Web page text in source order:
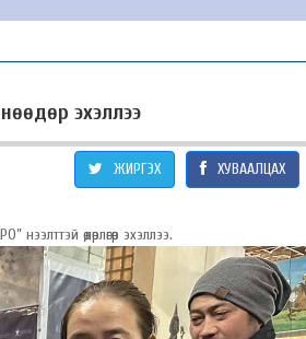
эхэллээ
ХУВААЛЦАХ
ЖИРГЭХ
өдөрлөгөөр эхэллээ.